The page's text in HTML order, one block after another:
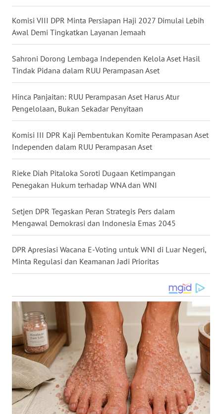
Komisi VIII DPR Minta Persiapan Haji 2027 Dimulai Lebih
Awal Demi Tingkatkan Layanan Jemaah
Sahroni Dorong Lembaga Independen Kelola Aset Hasil
Tindak Pidana dalam RUU Perampasan Aset
Hinca Panjaitan: RUU Perampasan Aset Harus Atur
Pengelolaan, Bukan Sekadar Penyitaan
Komisi III DPR Kaji Pembentukan Komite Perampasan Aset
Independen dalam RUU Perampasan Aset
Rieke Diah Pitaloka Soroti Dugaan Ketimpangan
Penegakan Hukum terhadap WNA dan WNI
Setjen DPR Tegaskan Peran Strategis Pers dalam
Mengawal Demokrasi dan Indonesia Emas 2045
DPR Apresiasi Wacana E-Voting untuk WNI di Luar Negeri,
Minta Regulasi dan Keamanan Jadi Prioritas
WN
DANAU
NIAS
WN
LANGKAT
WN
TAPANULI
SELATAN
WN
TANJUNG
LABUHANBATU
WN
TAPANULI
TENGAH
WN DELI
SERDANG